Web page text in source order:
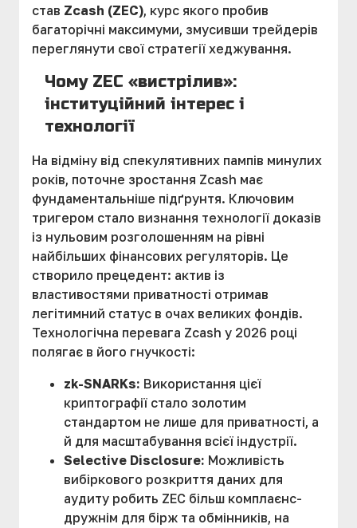
став Zcash (ZEC), курс якого пробив
багаторічні максимуми, змусивши трейдерів
переглянути свої стратегії хеджування.
Чому ZEC «вистрілив»:
інституційний інтерес і
технології
На відміну від спекулятивних пампів минулих
років, поточне зростання Zcash має
фундаментальніше підґрунтя. Ключовим
тригером стало визнання технології доказів
із нульовим розголошенням на рівні
найбільших фінансових регуляторів. Це
створило прецедент: актив із
властивостями приватності отримав
легітимний статус в очах великих фондів.
Технологічна перевага Zcash у 2026 році
полягає в його гнучкості:
zk-SNARKs: Використання цієї
криптографії стало золотим
стандартом не лише для приватності, а
й для масштабування всієї індустрії.
Selective Disclosure: Можливість
вибіркового розкриття даних для
аудиту робить ZEC більш комплаєнс-
дружнім для бірж та обмінників, на